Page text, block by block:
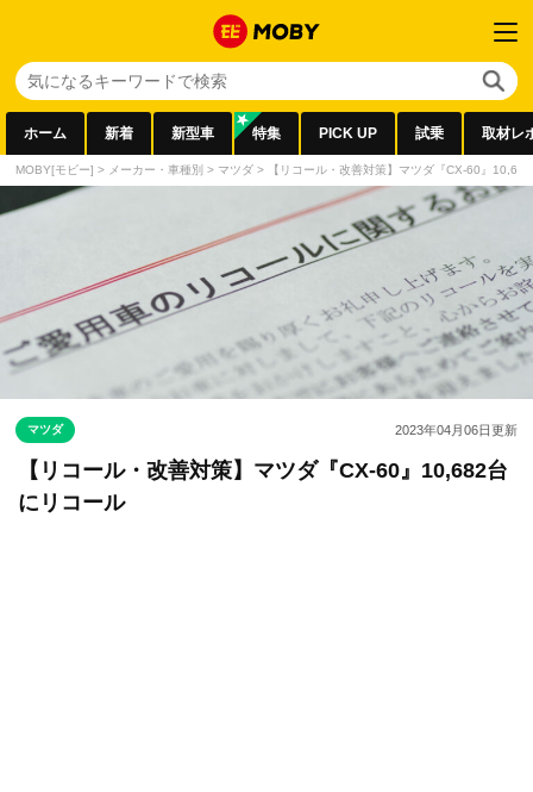
ホーム 新着 新型車 特集 PICK UP 試乗 取材レ
MOBY[モビー] > メーカー・車種別 > マツダ > 【リコール・改善対策】マツダ『CX-60』
マツダ 2023年04月06日更新
【リコール・改善対策】マツダ『CX-60』10,682台
にリコール